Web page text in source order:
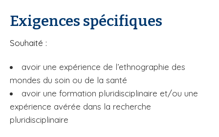
Exigences spécifiques
Souhaité :
avoir une expérience de l’ethnographie des
mondes du soin ou de la santé
avoir une formation pluridisciplinaire et/ou une
expérience avérée dans la recherche
pluridisciplinaire